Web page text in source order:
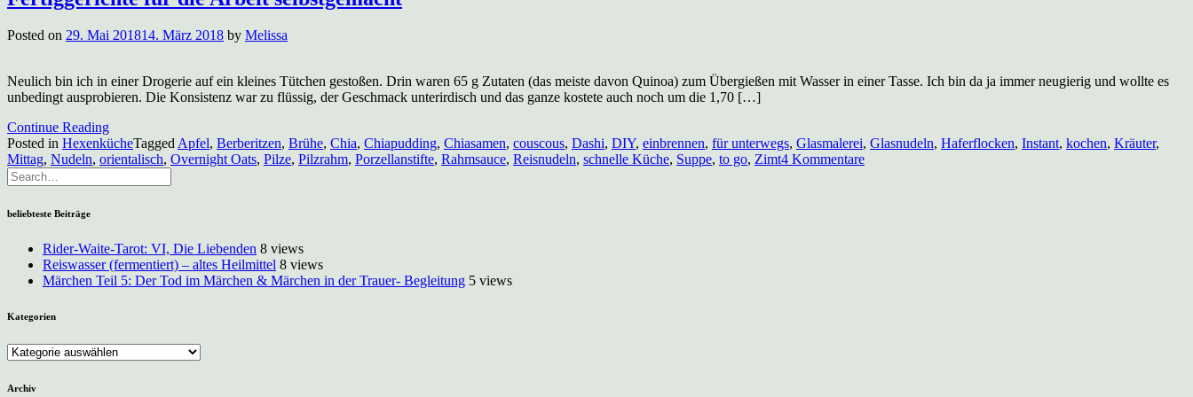
Posted on 29. Mai 201814. März 2018 by Melissa
Neulich bin ich in einer Drogerie auf ein kleines Tütchen gestoßen. Drin waren 65 g Zutaten (das meiste davon Quinoa) zum Übergießen mit Wasser in einer Tasse. Ich bin da ja immer neugierig und wollte es
unbedingt ausprobieren. Die Konsistenz war zu flüssig, der Geschmack unterirdisch und das ganze kostete auch noch um die 1,70 […]
Continue Reading
Posted in HexenkücheTaggedApfel, Berberitzen, Brühe, Chia, Chiapudding, Chiasamen, couscous, Dashi, DIY, einbrennen, für unterwegs, Glasmalerei, Glasnudeln, Haferflocken, Instant, kochen, Kräuter,
Mittag, Nudeln, orientalisch, Overnight Oats, Pilze, Pilzrahm, Porzellanstifte, Rahmsauce, Reisnudeln, schnelle Küche, Suppe, to go, Zimt4 Kommentarezu
beliebteste Beiträge
Rider-Waite-Tarot: VI, Die Liebenden 8 views
Reiswasser (fermentiert) – altes Heilmittel 8 views
Märchen Teil 5: Der Tod im Märchen & Märchen in der Trauer- Begleitung 5 views
Kategorien
Kategorien
Archiv